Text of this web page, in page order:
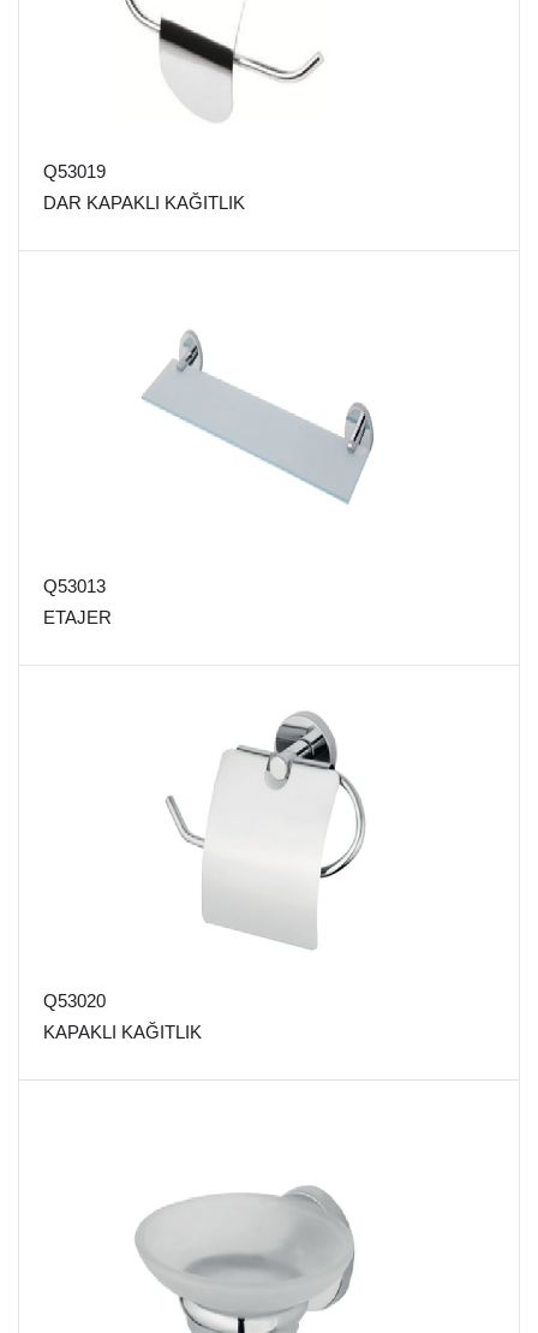
Q53019
DAR KAPAKLI KAĞITLIK
Q53013
ETAJER
Q53020
KAPAKLI KAĞITLIK